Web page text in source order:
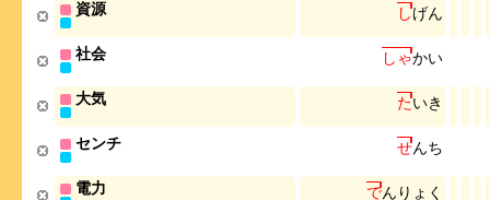
資源 しげん
社会 し ゃかい
大気 たいき
センチ せんち
電力 でん り ょ く